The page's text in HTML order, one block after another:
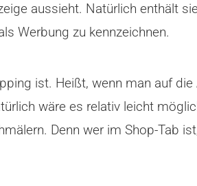
aussieht. Natürlich enthält
Werbung zu kennzeichnen.
ist. Heißt, wenn man auf
wäre es relativ leicht
Denn wer im Shop-Tab